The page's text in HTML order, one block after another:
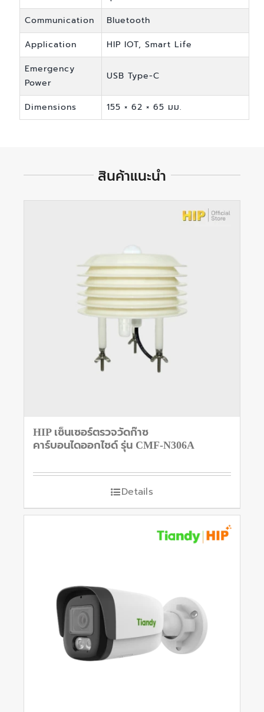
Communication
Bluetooth
Application
HIP IOT, Smart Life
Emergency
Power
USB Type-C
Dimensions 155 × 62 × 65 มม.
สินค้าแนะนำ
HIP เซ็นเซอร์ตรวจวัดก๊าซ
คาร์บอนไดออกไซด์ รุ่น CMF-N306A
Details